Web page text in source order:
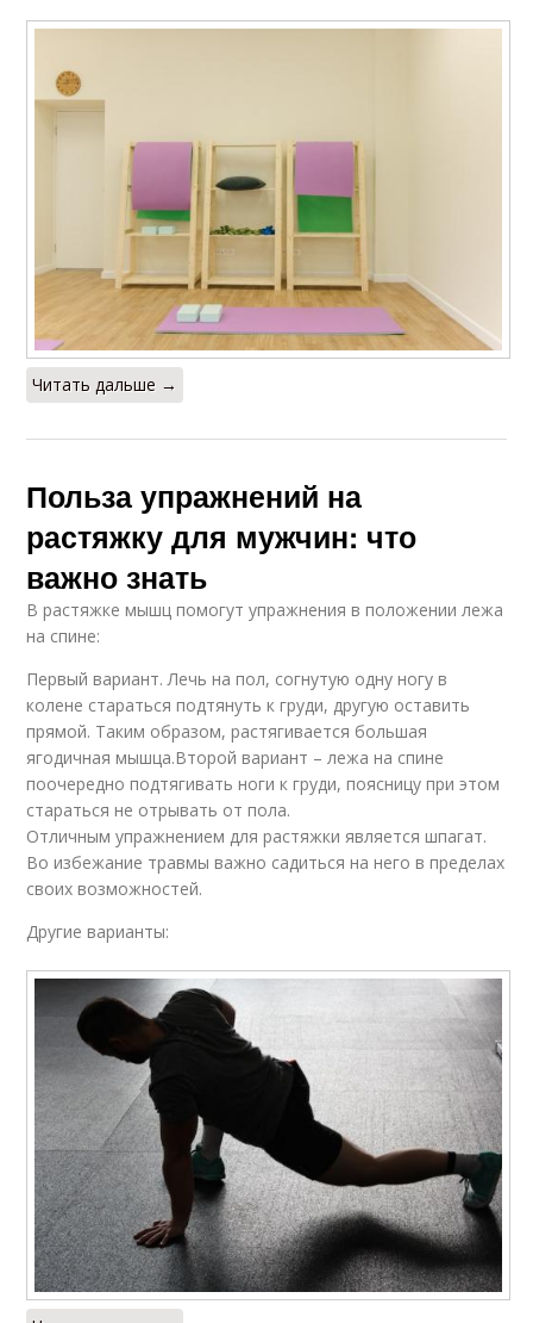
Читать дальше →
Польза упражнений на
растяжку для мужчин: что
важно знать
В растяжке мышц помогут упражнения в положении лежа
на спине:
Первый вариант. Лечь на пол, согнутую одну ногу в
колене стараться подтянуть к груди, другую оставить
прямой. Таким образом, растягивается большая
ягодичная мышца.Второй вариант – лежа на спине
поочередно подтягивать ноги к груди, поясницу при этом
стараться не отрывать от пола.
Отличным упражнением для растяжки является шпагат.
Во избежание травмы важно садиться на него в пределах
своих возможностей.
Другие варианты: